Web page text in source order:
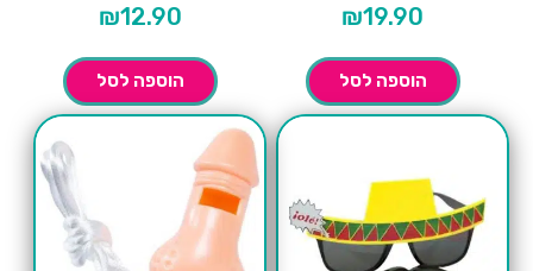
₪19.90
הוספה לסל
₪12.90
הוספה לסל